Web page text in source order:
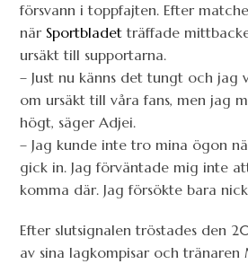
försvann i toppfajten. Efter
när Sportbladet träffade
ursäkt till supportarna.
– Just nu känns det tungt och jag
om ursäkt till våra fans, men jag
högt, säger Adjei.
– Jag kunde inte tro mina ögon
gick in. Jag förväntade mig inte
komma där. Jag försökte bara
Efter slutsignalen tröstades den
av sina lagkompisar och tränaren